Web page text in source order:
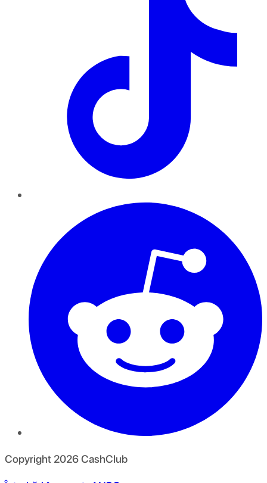
Copyright 2026CashClub